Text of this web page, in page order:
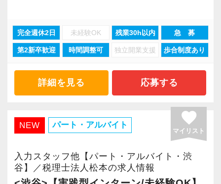
「スタートアップ支援No1はGemstone税理士法
人」と言ってくださるお客様も多いです。
私たちと一緒に熱い思いを持ちながら成長を目
指せる仲間を募集します。
若い会社とビジネスを共創する現場で働く楽し
さが実感でき、自分の成⻑にもつながる職場で
通常の税務会計業務ではない、ダイナミックな
仕事を経験できます！
完全週休2日 未経験OK 残業30h以内 急 募
第2新卒歓迎 時間調整可 独立開業支援 歩合制度あり
詳細を見る 応募する
NEW パート・アルバイト favorite
マイリスト
入力スタッフ他【パート・アルバイト・渋
谷】／税理士法人松本の求人情報